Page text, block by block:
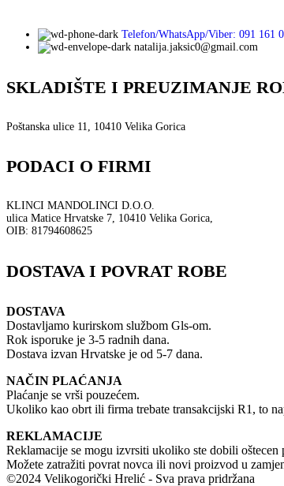
Telefon/WhatsApp/Viber: 091 161
natalija.jaksic0@gmail.com
SKLADIŠTE I PREUZIMANJE
Poštanska ulice 11, 10410 Velika Gorica
PODACI O FIRMI
KLINCI MANDOLINCI D.O.O.
ulica Matice Hrvatske 7, 10410 Velika Gorica,
OIB: 81794608625
DOSTAVA I POVRAT ROBE
DOSTAVA
Dostavljamo kurirskom službom Gls-om.
Rok isporuke je 3-5 radnih dana.
Dostava izvan Hrvatske je od 5-7 dana.
NAČIN PLAĆANJA
Plaćanje se vrši pouzećem.
Ukoliko kao obrt ili firma trebate transakcijski R1, to
REKLAMACIJE
Reklamacije se mogu izvrsiti ukoliko ste dobili
Možete zatražiti povrat novca ili novi proizvod u
©2024 Velikogorički Hrelić - Sva prava pridržana